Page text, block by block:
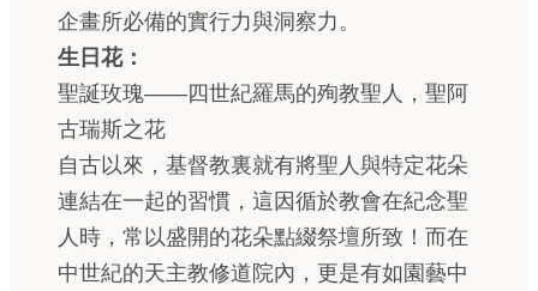
企畫所必備的實行力與洞察力。
生日花：
聖誕玫瑰——四世紀羅馬的殉教聖人，聖阿
古瑞斯之花
自古以來，基督教裏就有將聖人與特定花朵
連結在一起的習慣，這因循於教會在紀念聖
人時，常以盛開的花朵點綴祭壇所致！而在
中世紀的天主教修道院內，更是有如園藝中